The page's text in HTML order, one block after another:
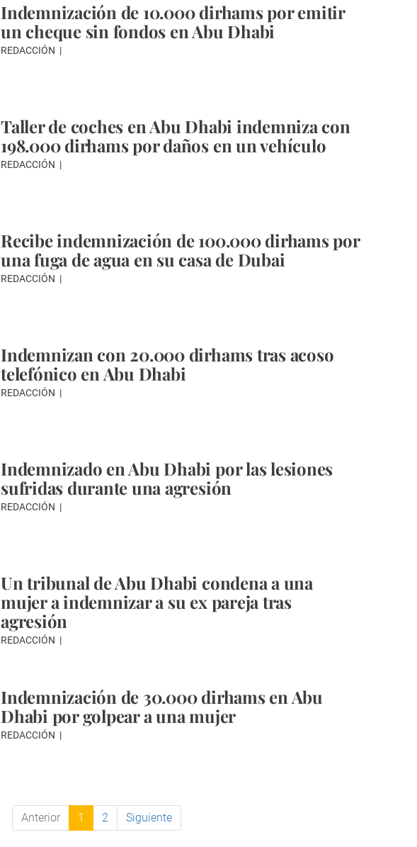
Indemnización de 10.000 dirhams por emitir
un cheque sin fondos en Abu Dhabi
REDACCIÓN
Taller de coches en Abu Dhabi indemniza con
198.000 dirhams por daños en un vehículo
REDACCIÓN
Recibe indemnización de 100.000 dirhams por
una fuga de agua en su casa de Dubai
REDACCIÓN
Indemnizan con 20.000 dirhams tras acoso
telefónico en Abu Dhabi
REDACCIÓN
Indemnizado en Abu Dhabi por las lesiones
sufridas durante una agresión
REDACCIÓN
Un tribunal de Abu Dhabi condena a una
mujer a indemnizar a su ex pareja tras
agresión
REDACCIÓN
Indemnización de 30.000 dirhams en Abu
Dhabi por golpear a una mujer
REDACCIÓN
Anterior 1 2 Siguiente